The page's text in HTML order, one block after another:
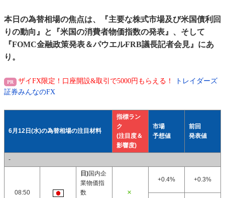
本日の為替相場の焦点は、『主要な株式市場及び米国債利回
りの動向』と『米国の消費者物価指数の発表』、そして
『FOMC金融政策発表＆パウエルFRB議長記者会見』にあ
り。
ザイFX限定！口座開設&取引で5000円もらえる！
トレイダーズ
証券みんなのFX
6月12日(水)の為替相場の注目材料
指標ラン
ク
(注目度＆
影響度)
市場
予想値
前回
発表値
-
08:50
日)国内企
業物価指
数
+0.4% +0.3%